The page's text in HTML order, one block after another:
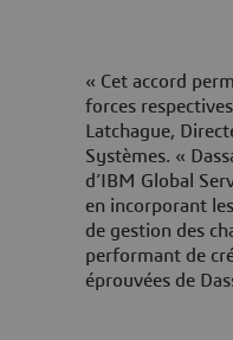
« Cet accord
forces
Latchague,
Systèmes. «
d’IBM Global
en incorporant
de gestion des
performant de
éprouvées de